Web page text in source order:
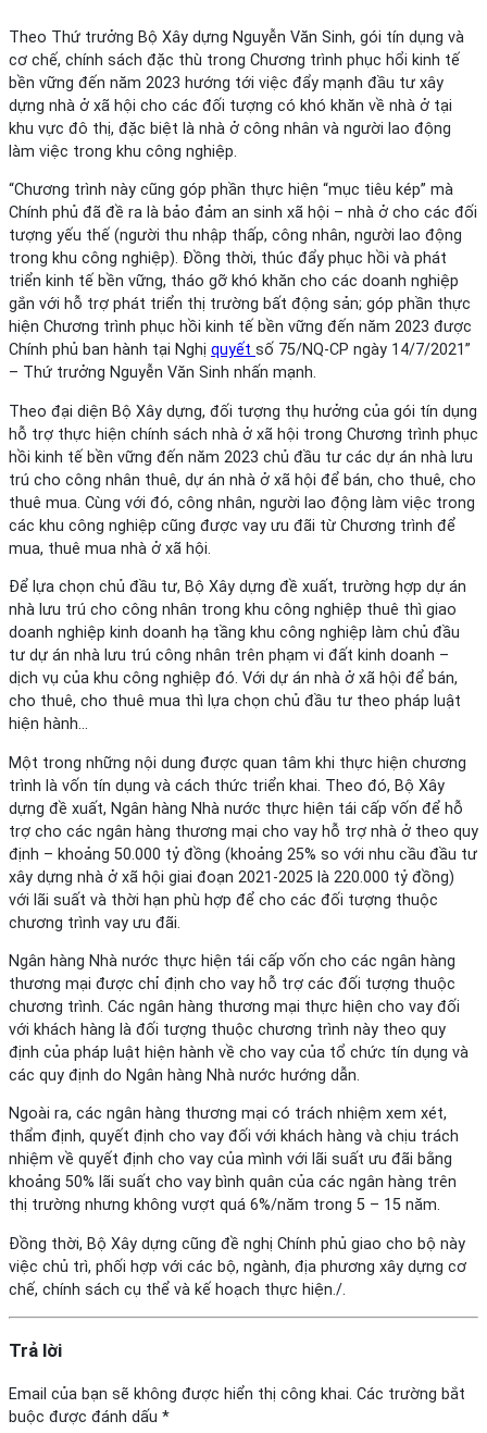
Theo Thứ trưởng Bộ Xây dựng Nguyễn Văn Sinh, gói tín dụng và
cơ chế, chính sách đặc thù trong Chương trình phục hổi kinh tế
bền vững đến năm 2023 hướng tới việc đẩy mạnh đầu tư xây
dựng nhà ở xã hội cho các đối tượng có khó khăn về nhà ở tại
khu vực đô thị, đặc biệt là nhà ở công nhân và người lao động
làm việc trong khu công nghiệp.
“Chương trình này cũng góp phần thực hiện “mục tiêu kép” mà
Chính phủ đã đề ra là bảo đảm an sinh xã hội – nhà ở cho các đối
tượng yếu thế (người thu nhập thấp, công nhân, người lao động
trong khu công nghiệp). Đồng thời, thúc đẩy phục hồi và phát
triển kinh tế bền vững, tháo gỡ khó khăn cho các doanh nghiệp
gắn với hỗ trợ phát triển thị trường bất động sản; góp phần thực
hiện Chương trình phục hồi kinh tế bền vững đến năm 2023 được
Chính phủ ban hành tại Nghị quyết số 75/NQ-CP ngày 14/7/2021”
– Thứ trưởng Nguyễn Văn Sinh nhấn mạnh.
Theo đại diện Bộ Xây dựng, đối tượng thụ hưởng của gói tín dụng
hỗ trợ thực hiện chính sách nhà ở xã hội trong Chương trình phục
hồi kinh tế bền vững đến năm 2023 chủ đầu tư các dự án nhà lưu
trú cho công nhân thuê, dự án nhà ở xã hội để bán, cho thuê, cho
thuê mua. Cùng với đó, công nhân, người lao động làm việc trong
các khu công nghiệp cũng được vay ưu đãi từ Chương trình để
mua, thuê mua nhà ở xã hội.
Để lựa chọn chủ đầu tư, Bộ Xây dựng đề xuất, trường hợp dự án
nhà lưu trú cho công nhân trong khu công nghiệp thuê thì giao
doanh nghiệp kinh doanh hạ tầng khu công nghiệp làm chủ đầu
tư dự án nhà lưu trú công nhân trên phạm vi đất kinh doanh –
dịch vụ của khu công nghiệp đó. Với dự án nhà ở xã hội để bán,
cho thuê, cho thuê mua thì lựa chọn chủ đầu tư theo pháp luật
hiện hành…
Một trong những nội dung được quan tâm khi thực hiện chương
trình là vốn tín dụng và cách thức triển khai. Theo đó, Bộ Xây
dựng đề xuất, Ngân hàng Nhà nước thực hiện tái cấp vốn để hỗ
trợ cho các ngân hàng thương mại cho vay hỗ trợ nhà ở theo quy
định – khoảng 50.000 tỷ đồng (khoảng 25% so với nhu cầu đầu tư
xây dựng nhà ở xã hội giai đoạn 2021-2025 là 220.000 tỷ đồng)
với lãi suất và thời hạn phù hợp để cho các đối tượng thuộc
chương trình vay ưu đãi.
Ngân hàng Nhà nước thực hiện tái cấp vốn cho các ngân hàng
thương mại được chỉ định cho vay hỗ trợ các đối tượng thuộc
chương trình. Các ngân hàng thương mại thực hiện cho vay đối
với khách hàng là đối tượng thuộc chương trình này theo quy
định của pháp luật hiện hành về cho vay của tổ chức tín dụng và
các quy định do Ngân hàng Nhà nước hướng dẫn.
Ngoài ra, các ngân hàng thương mại có trách nhiệm xem xét,
thẩm định, quyết định cho vay đối với khách hàng và chịu trách
nhiệm về quyết định cho vay của mình với lãi suất ưu đãi bằng
khoảng 50% lãi suất cho vay bình quân của các ngân hàng trên
thị trường nhưng không vượt quá 6%/năm trong 5 – 15 năm.
Đồng thời, Bộ Xây dựng cũng đề nghị Chính phủ giao cho bộ này
việc chủ trì, phối hợp với các bộ, ngành, địa phương xây dựng cơ
chế, chính sách cụ thể và kế hoạch thực hiện./.
Trả lời
Email của bạn sẽ không được hiển thị công khai. Các trường bắt
buộc được đánh dấu *